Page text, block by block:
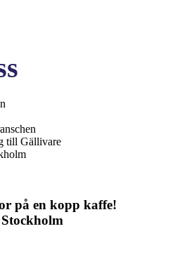
till Gällivare
på en kopp kaffe!